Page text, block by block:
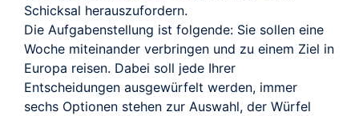
Schicksal herauszufordern.
Die Aufgabenstellung ist folgende: Sie sollen eine
Woche miteinander verbringen und zu einem Ziel in
Europa reisen. Dabei soll jede Ihrer
Entscheidungen ausgewürfelt werden, immer
sechs Optionen stehen zur Auswahl, der Würfel